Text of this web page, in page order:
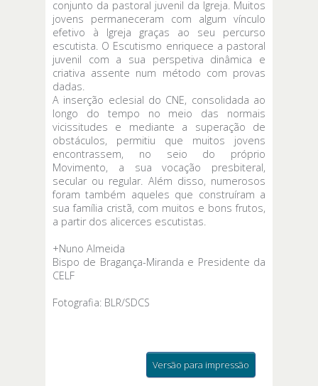
conjunto da pastoral juvenil da Igreja. Muitos
jovens permaneceram com algum vínculo
efetivo à Igreja graças ao seu percurso
escutista. O Escutismo enriquece a pastoral
juvenil com a sua perspetiva dinâmica e
criativa assente num método com provas
dadas.
A inserção eclesial do CNE, consolidada ao
longo do tempo no meio das normais
vicissitudes e mediante a superação de
obstáculos, permitiu que muitos jovens
encontrassem, no seio do próprio
Movimento, a sua vocação presbiteral,
secular ou regular. Além disso, numerosos
foram também aqueles que construíram a
sua família cristã, com muitos e bons frutos,
a partir dos alicerces escutistas.
+Nuno Almeida
Bispo de Bragança-Miranda e Presidente da
CELF
Fotografia: BLR/SDCS
Versão para impressão